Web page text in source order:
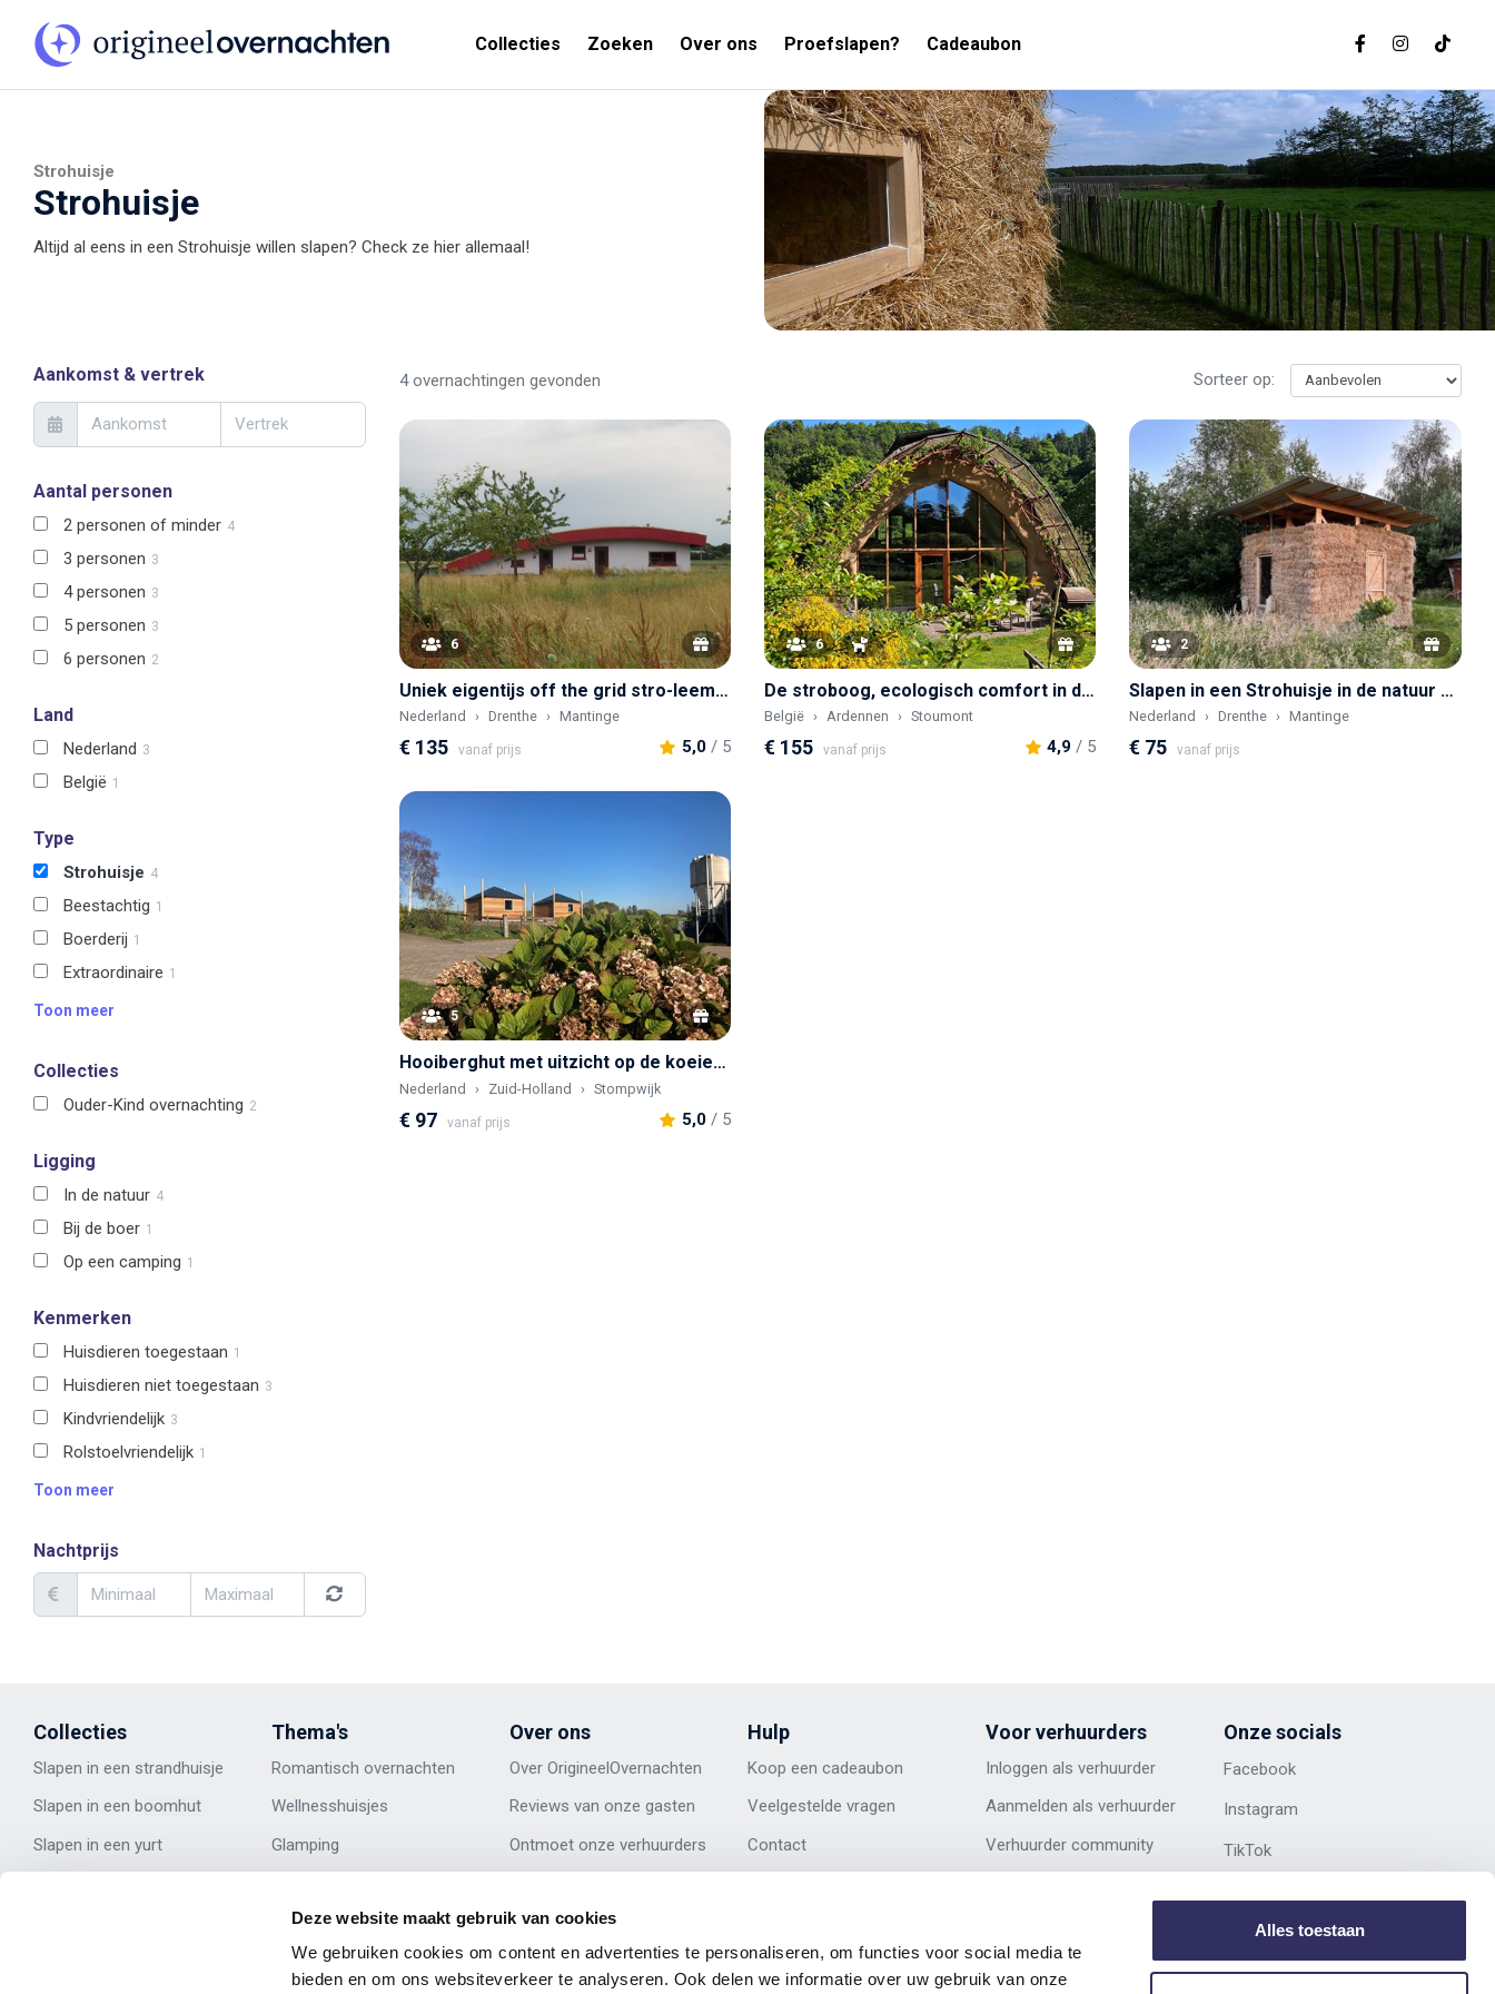
Deze website maakt gebruik van cookies
We gebruiken cookies om content en advertenties te personaliseren, om functies voor social media te
bieden en om ons websiteverkeer te analyseren. Ook delen we informatie over uw gebruik van onze
Alles toestaan
Collecties Zoeken Over ons Proefslapen? Cadeaubon
Strohuisje
Strohuisje
Altijd al eens in een Strohuisje willen slapen? Check ze hier allemaal!
Aankomst & vertrek
Aantal personen
2 personen of minder 4
3 personen 3
4 personen 3
5 personen 3
6 personen 2
Land
Nederland 3
België 1
Type
Strohuisje 4
Beestachtig 1
Boerderij 1
Extraordinaire 1
Toon meer
Collecties
Ouder-Kind overnachting 2
Ligging
In de natuur 4
Bij de boer 1
Op een camping 1
Kenmerken
Huisdieren toegestaan 1
Huisdieren niet toegestaan 3
Kindvriendelijk 3
Rolstoelvriendelijk 1
Toon meer
Nachtprijs
Sorteer op:
4 overnachtingen gevonden
6
Uniek eigentijs off the grid stro-leem vakantiehuis
Nederland Drenthe Mantinge
€ 135 vanaf prijs 5,0/ 5
6
De stroboog, ecologisch comfort in de Ardennen
België Ardennen Stoumont
€ 155 vanaf prijs 4,9 / 5
2
Slapen in een Strohuisje in de natuur van Drenthe
Nederland Drenthe Mantinge
€ 75 vanaf prijs
5
Hooiberghut met uitzicht op de koeien in de wei
Nederland Zuid-Holland Stompwijk
€ 97 vanaf prijs 5,0/ 5
Collecties
Slapen in een strandhuisje
Slapen in een boomhut
Slapen in een yurt
Thema's
Romantisch overnachten
Wellnesshuisjes
Glamping
Huisjes in de natuur
Groepsaccommodaties
Over ons
Over OrigineelOvernachten
Reviews van onze gasten
Ontmoet onze verhuurders
Awards
Vacatures
Hulp
Koop een cadeaubon
Veelgestelde vragen
Contact
Cookies
Voor verhuurders
Inloggen als verhuurder
Aanmelden als verhuurder
Verhuurder community
Onze socials
Facebook
Instagram
TikTok